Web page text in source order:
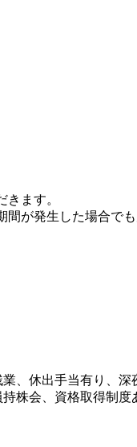
ます。
が発生した場合で
、休出手当有り、深
株会、資格取得制度